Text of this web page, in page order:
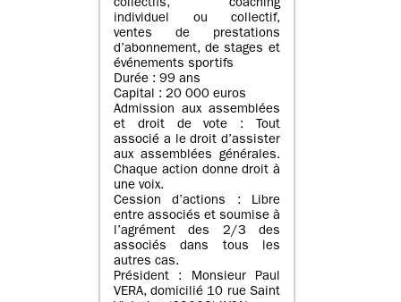
collectifs, coaching
individuel ou collectif,
ventes de prestations
d’abonnement, de stages et
événements sportifs
Durée : 99 ans
Capital : 20 000 euros
Admission aux assemblées
et droit de vote : Tout
associé a le droit d’assister
aux assemblées générales.
Chaque action donne droit à
une voix.
Cession d’actions : Libre
entre associés et soumise à
l’agrément des 2/3 des
associés dans tous les
autres cas.
Président : Monsieur Paul
VERA, domicilié 10 rue Saint